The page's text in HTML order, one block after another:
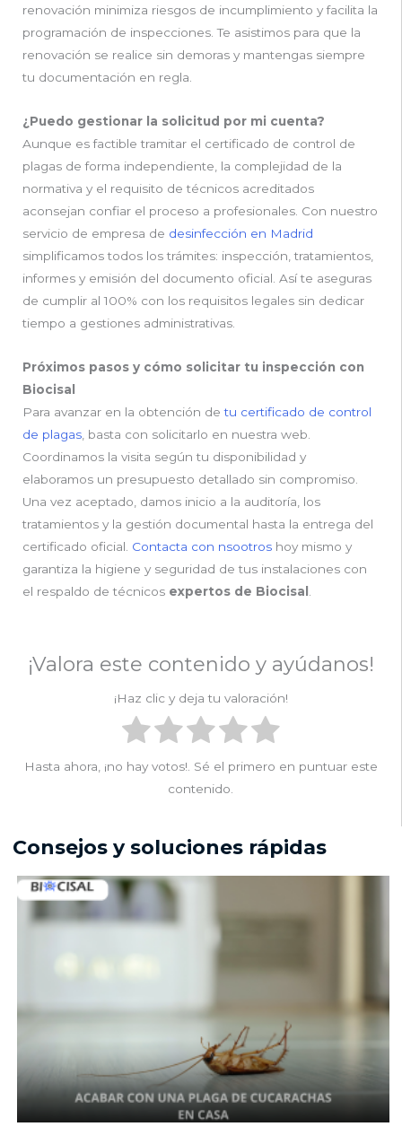
renovación minimiza riesgos de incumplimiento y facilita la
programación de inspecciones. Te asistimos para que la
renovación se realice sin demoras y mantengas siempre
tu documentación en regla.
¿Puedo gestionar la solicitud por mi cuenta?
Aunque es factible tramitar el certificado de control de
plagas de forma independiente, la complejidad de la
normativa y el requisito de técnicos acreditados
aconsejan confiar el proceso a profesionales. Con nuestro
servicio de empresa de desinfección en Madrid
simplificamos todos los trámites: inspección, tratamientos,
informes y emisión del documento oficial. Así te aseguras
de cumplir al 100% con los requisitos legales sin dedicar
tiempo a gestiones administrativas.
Próximos pasos y cómo solicitar tu inspección con
Biocisal
Para avanzar en la obtención detu certificado de control
de plagas , basta con solicitarlo en nuestra web.
Coordinamos la visita según tu disponibilidad y
elaboramos un presupuesto detallado sin compromiso.
Una vez aceptado, damos inicio a la auditoría, los
tratamientos y la gestión documental hasta la entrega del
certificado oficial. Contacta con nsootros hoy mismo y
garantiza la higiene y seguridad de tus instalaciones con
el respaldo de técnicos expertos de Biocisal
¡Valora este contenido y ayúdanos!
¡Haz clic y deja tu valoración!
Hasta ahora, ¡no hay votos!. Sé el primero en puntuar este
contenido.
Consejos y soluciones rápidas